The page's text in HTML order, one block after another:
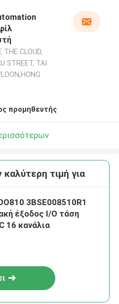
THE CLOUD,
STREET, TAI
προμηθευτής
τιμή για
3BSE008510R1
έξοδος I/O τάση
16 κανάλια